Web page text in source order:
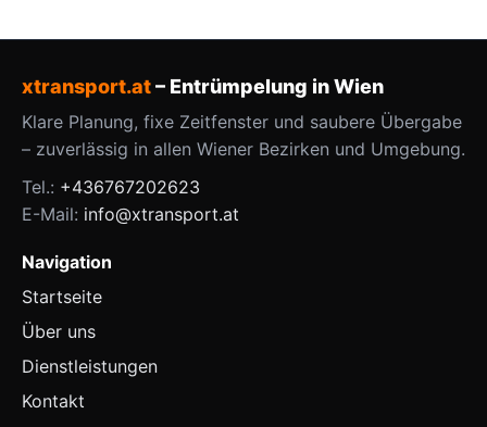
xtransport.at– Entrümpelung in Wien
Klare Planung, fixe Zeitfenster und saubere Übergabe
– zuverlässig in allen Wiener Bezirken und Umgebung.
Tel.: +436767202623
E-Mail: info@xtransport.at
Navigation
Startseite
Über uns
Dienstleistungen
Kontakt